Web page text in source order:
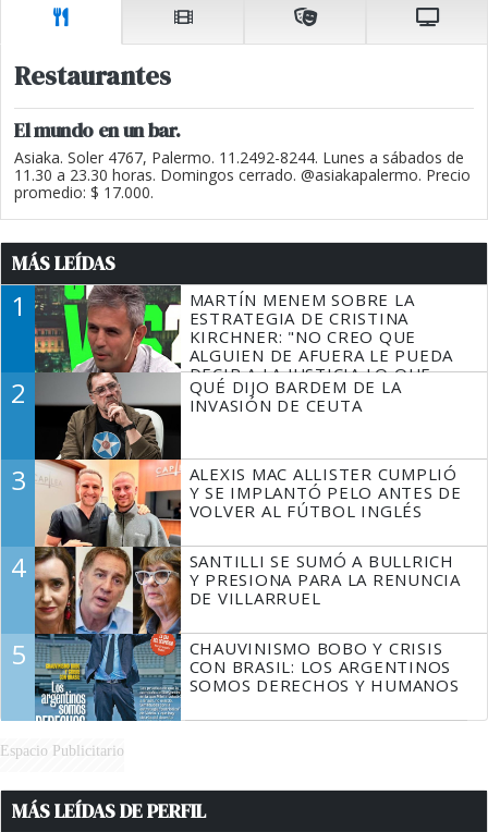
Restaurantes
El mundo en un bar.
Asiaka. Soler 4767, Palermo. 11.2492-8244. Lunes a sábados de
11.30 a 23.30 horas. Domingos cerrado. @asiakapalermo. Precio
promedio: $ 17.000.
MÁS LEÍDAS
1
MARTÍN MENEM SOBRE LA
ESTRATEGIA DE CRISTINA
KIRCHNER: "NO CREO QUE
ALGUIEN DE AFUERA LE PUEDA
DECIR A LA JUSTICIA LO QUE
TIENE QUE HACER"
2
QUÉ DIJO BARDEM DE LA
INVASIÓN DE CEUTA
3
ALEXIS MAC ALLISTER CUMPLIÓ
Y SE IMPLANTÓ PELO ANTES DE
VOLVER AL FÚTBOL INGLÉS
4
SANTILLI SE SUMÓ A BULLRICH
Y PRESIONA PARA LA RENUNCIA
DE VILLARRUEL
5
CHAUVINISMO BOBO Y CRISIS
CON BRASIL: LOS ARGENTINOS
SOMOS DERECHOS Y HUMANOS
Espacio Publicitario
MÁS LEÍDAS DE PERFIL